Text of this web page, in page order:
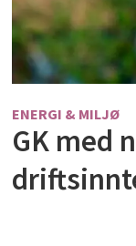
ENERGI & MILJØ
GK med